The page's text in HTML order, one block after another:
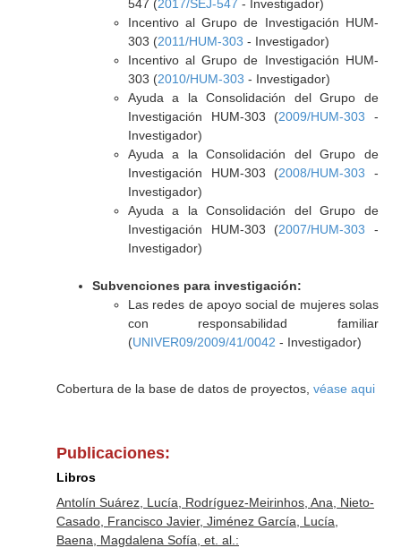
547 (2017/SEJ-547 - Investigador)
Incentivo al Grupo de Investigación HUM-
303 (2011/HUM-303 - Investigador)
Incentivo al Grupo de Investigación HUM-
303 (2010/HUM-303 - Investigador)
Ayuda a la Consolidación del Grupo de
Investigación HUM-303 (2009/HUM-303 -
Investigador)
Ayuda a la Consolidación del Grupo de
Investigación HUM-303 (2008/HUM-303 -
Investigador)
Ayuda a la Consolidación del Grupo de
Investigación HUM-303 (2007/HUM-303 -
Investigador)
Subvenciones para investigación:
Las redes de apoyo social de mujeres solas
con responsabilidad familiar
(UNIVER09/2009/41/0042 - Investigador)
Cobertura de la base de datos de proyectos, véase aqui
Publicaciones:
Libros
Antolín Suárez, Lucía, Rodríguez-Meirinhos, Ana, Nieto-
Casado, Francisco Javier, Jiménez García, Lucía,
Baena, Magdalena Sofía, et. al.: